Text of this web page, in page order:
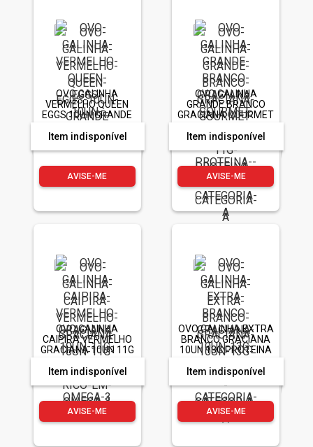
OVO GALINHA
VERMELHO QUEEN
EGGS 10UN GRANDE
Item indisponível
AVISE-ME
OVO GALINHA
GRANDE BRANCO
GRACIANA GOURMET
PROTEINA -
Item indisponível
AVISE-ME
OVO GALINHA
CAIPIRA VERMELHO
GRACIANA 10UN 11G
OMEGA 3
Item indisponível
AVISE-ME
OVO GALINHA EXTRA
BRANCO GRACIANA
10UN 13G PROTEINA
Item indisponível
AVISE-ME